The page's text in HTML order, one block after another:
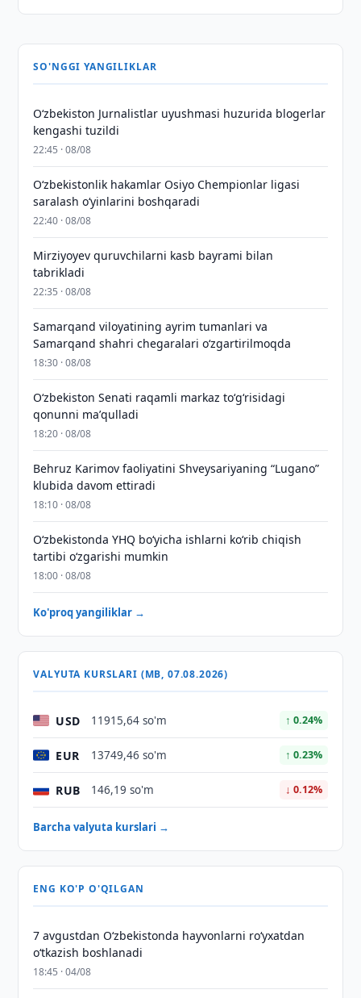
SO'NGGI YANGILIKLAR
O‘zbekiston Jurnalistlar uyushmasi huzurida blogerlar
kengashi tuzildi
22:45 · 08/08
O‘zbekistonlik hakamlar Osiyo Chempionlar ligasi
saralash o‘yinlarini boshqaradi
22:40 · 08/08
Mirziyoyev quruvchilarni kasb bayrami bilan
tabrikladi
22:35 · 08/08
Samarqand viloyatining ayrim tumanlari va
Samarqand shahri chegaralari oʻzgartirilmoqda
18:30 · 08/08
Oʻzbekiston Senati raqamli markaz toʻgʻrisidagi
qonunni maʼqulladi
18:20 · 08/08
Behruz Karimov faoliyatini Shveysariyaning “Lugano”
klubida davom ettiradi
18:10 · 08/08
O‘zbekistonda YHQ bo‘yicha ishlarni ko‘rib chiqish
tartibi o‘zgarishi mumkin
18:00 · 08/08
Ko'proq yangiliklar →
VALYUTA KURSLARI (MB, 07.08.2026)
USD 11915,64 so'm ↑ 0.24%
EUR 13749,46 so'm ↑ 0.23%
RUB 146,19 so'm ↓ 0.12%
Barcha valyuta kurslari →
ENG KO'P O'QILGAN
7 avgustdan O‘zbekistonda hayvonlarni ro‘yxatdan
o‘tkazish boshlanadi
18:45 · 04/08